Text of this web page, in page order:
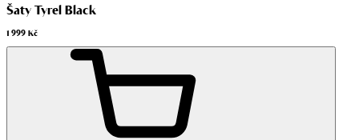
Šaty Tyrel Black
1 999 Kč